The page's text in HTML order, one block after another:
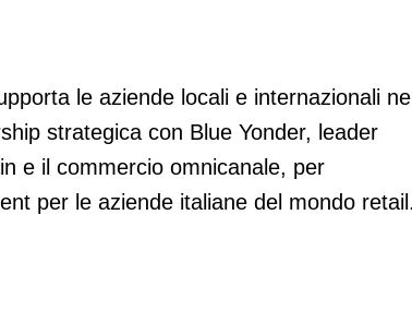
le aziende locali e internazionali
strategica con Blue Yonder, leader
e il commercio omnicanale, per
per le aziende italiane del mondo